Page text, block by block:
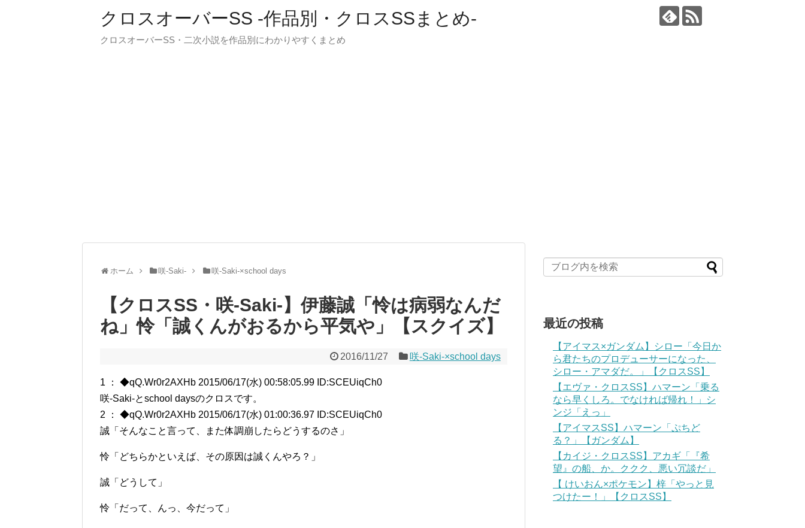
クロスオーバーSS -作品別・クロスSSまとめ-
クロスオーバーSS・二次小説を作品別にわかりやすくまとめ
ホーム 咲-Saki- 咲-Saki-×school days
【クロスSS・咲-Saki-】伊藤誠「怜は病弱なんだ
ね」怜「誠くんがおるから平気や」【スクイズ】
2016/11/27 咲-Saki-×school days
1 ： ◆qQ.Wr0r2AXHb 2015/06/17(水) 00:58:05.99 ID:SCEUiqCh0
咲-Saki-とschool daysのクロスです。
2 ： ◆qQ.Wr0r2AXHb 2015/06/17(水) 01:00:36.97 ID:SCEUiqCh0
誠「そんなこと言って、また体調崩したらどうするのさ」
怜「どちらかといえば、その原因は誠くんやろ？」
誠「どうして」
怜「だって、んっ、今だって」
最近の投稿
【アイマス×ガンダム】シロー「今日か
ら君たちのプロデューサーになった、
シロー・アマダだ。」【クロスSS】
【エヴァ・クロスSS】ハマーン「乗る
なら早くしろ。でなければ帰れ！」シ
ンジ「えっ」
【アイマスSS】ハマーン「ぷちど
る？」【ガンダム】
【カイジ・クロスSS】アカギ「『希
望』の船、か。ククク、悪い冗談だ」
【 けいおん×ポケモン】梓「やっと見
つけたー！」【クロスSS】